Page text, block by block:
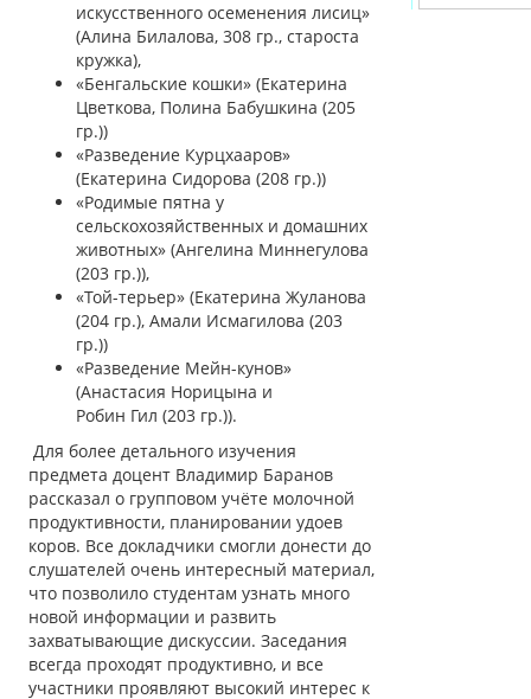
искусственного осеменения лисиц»
(Алина Билалова, 308 гр., староста
кружка),
«Бенгальские кошки» (Екатерина
Цветкова, Полина Бабушкина (205
гр.))
«Разведение Курцхааров»
(Екатерина Сидорова (208 гр.))
«Родимые пятна у
сельскохозяйственных и домашних
животных» (Ангелина Миннегулова
(203 гр.)),
«Той-терьер» (Екатерина Жуланова
(204 гр.), Амали Исмагилова (203
гр.))
«Разведение Мейн-кунов»
(Анастасия Норицына и
Робин Гил (203 гр.)).
Для более детального изучения
предмета доцент Владимир Баранов
рассказал о групповом учёте молочной
продуктивности, планировании удоев
коров. Все докладчики смогли донести до
слушателей очень интересный материал,
что позволило студентам узнать много
новой информации и развить
захватывающие дискуссии. Заседания
всегда проходят продуктивно, и все
участники проявляют высокий интерес к